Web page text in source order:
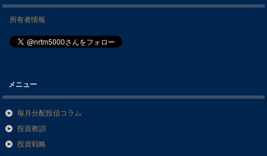
所有者情報
メニュー
毎月分配投信コラム
投資教訓
投資戦略